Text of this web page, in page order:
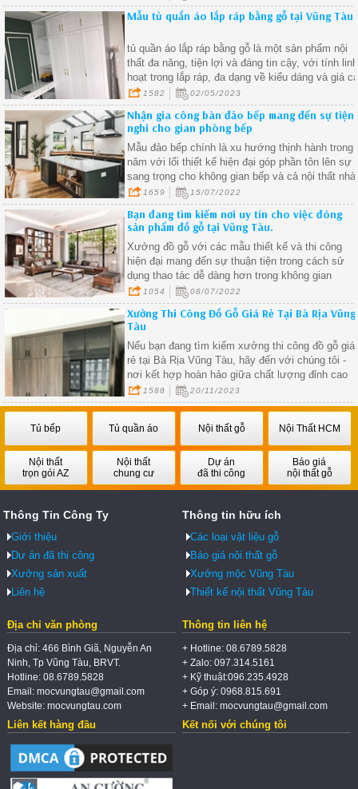
năng tiện ích.
Mẫu tủ quần áo lắp ráp bằng gỗ tại Vũng Tàu
tủ quần áo lắp ráp bằng gỗ là một sản phẩm nội
thất đa năng, tiện lợi và đáng tin cậy, với tính linh
hoạt trong lắp ráp, đa dạng về kiểu dáng và giá
phải chăng, tủ quần áo lắp ráp bằng gỗ đã trở
thành sự lựa chọn hàng đầu của nhiều gia đình
trong việc trang trí không gian sống của mình
1582 02/05/2023
Nhận gia công bàn đảo bếp mang đến sự tiện
nghi cho gian phòng bếp
Mẫu đảo bếp chính là xu hướng thịnh hành trong
năm với lối thiết kế hiện đại góp phần tôn lên sự
sang trọng cho không gian bếp và cả nội thất nhà
ở.
1659 15/07/2022
Bạn đang tìm kiếm nơi uy tín cho việc đóng
sản phẩm đồ gỗ tại Vũng Tàu.
Xưởng đồ gỗ với các mẫu thiết kế và thi công
hiện đại mang đến sự thuận tiện trong cách sử
dụng thao tác dễ dàng hơn trong không gian
sống.1054 08/07/2022
Xưởng Thi Công Đồ Gỗ Giá Rẻ Tại Bà Rịa Vũng
Tàu
Nếu bạn đang tìm kiếm xưởng thi công đồ gỗ giá
rẻ tại Bà Rịa Vũng Tàu, hãy đến với chúng tôi -
nơi kết hợp hoàn hảo giữa chất lượng đỉnh cao
và giá cả phải chăng
1588 20/11/2023
Tủ bếp Tủ quần áo Nội thất gỗ Nội Thất HCM
Nội thất
trọn gói AZ
Nội thất
chung cư
Dự án
đã thi công
Báo giá
nội thất gỗ
Thông Tin Công Ty
Giới thiệu
Dự án đã thi công
Xưởng sản xuất
Liên hệ
Thông tin hữu ích
Các loại vật liệu gỗ
Báo giá nội thất gỗ
Xưởng mộc Vũng Tàu
Thiết kế nội thất Vũng Tàu
Địa chỉ văn phòng
Địa chỉ: 466 Bình Giã, Nguyễn An
Ninh, Tp Vũng Tàu, BRVT.
Hotline: 08.6789.5828
Email: mocvungtau@gmail.com
Website: mocvungtau.com
Thông tin liên hệ
+ Hotline: 08.6789.5828
+ Zalo: 097.314.5161
+ Kỹ thuật:096.235.4928
+ Góp ý: 0968.815.691
+ Email: mocvungtau@gmail.com
Liên kết hàng đầu Kết nối với chúng tôi